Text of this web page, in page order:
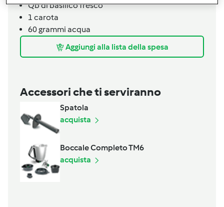
Qbdi basilico fresco
1 carota
60grammi acqua
Aggiungi alla lista della spesa
Accessori che ti serviranno
Spatola
acquista
Boccale Completo TM6
acquista